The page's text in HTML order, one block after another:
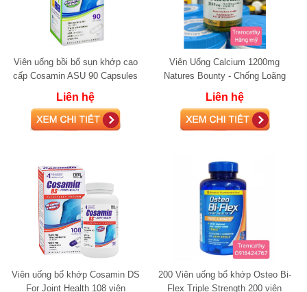
Viên uống bồi bổ sụn khớp cao
cấp Cosamin ASU 90 Capsules
glucosamine
Liên hệ
Viên Uống Calcium 1200mg
Natures Bounty - Chống Loãng
Xương
Liên hệ
Viên uống bổ khớp Cosamin DS
For Joint Health 108 viên
200 Viên uống bổ khớp Osteo Bi-
Flex Triple Strength 200 viên